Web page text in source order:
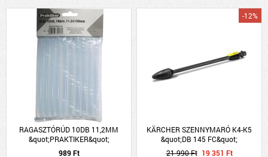
RAGASZTÓRÚD 10DB 11,2MM
&quot;PRAKTIKER&quot;
989 Ft
KÄRCHER SZENNYMARÓ K4-K5
&quot;DB 145 FC&quot;
MAGASNYOMÁSÚ MOSÓHOZ
-12%
21 990 Ft 19 351 Ft